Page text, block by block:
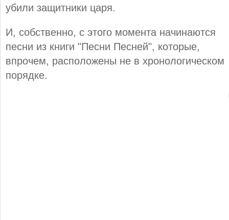
убили защитники царя.
И, собственно, с этого момента начинаются
песни из книги "Песни Песней", которые,
впрочем, расположены не в хронологическом
порядке.